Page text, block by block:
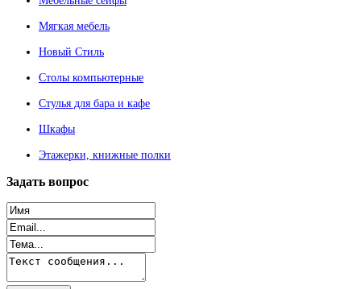
Мягкая мебель
Новый Стиль
Столы компьютерные
Стулья для бара и кафе
Шкафы
Этажерки, книжные полки
Задать вопрос